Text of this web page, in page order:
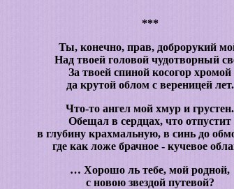
***
Ты, конечно, прав, доброрукий
Над твоей головой чудотворный
За твоей спиной косогор хромой
да крутой облом с вереницей лет.
Что-то ангел мой хмур и грустен.
Обещал в сердцах, что отпустит
в глубину крахмальную, в синь до
где как ложе брачное - кучевое
… Хорошо ль тебе, мой родной,
с новою звездой путевой?